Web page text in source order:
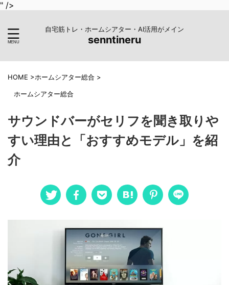
" />
自宅筋トレ・ホームシアター・AI活用がメイン
senntineru
HOME >ホームシアター総合 >
ホームシアター総合
サウンドバーがセリフを聞き取りや
すい理由と「おすすめモデル」を紹
介